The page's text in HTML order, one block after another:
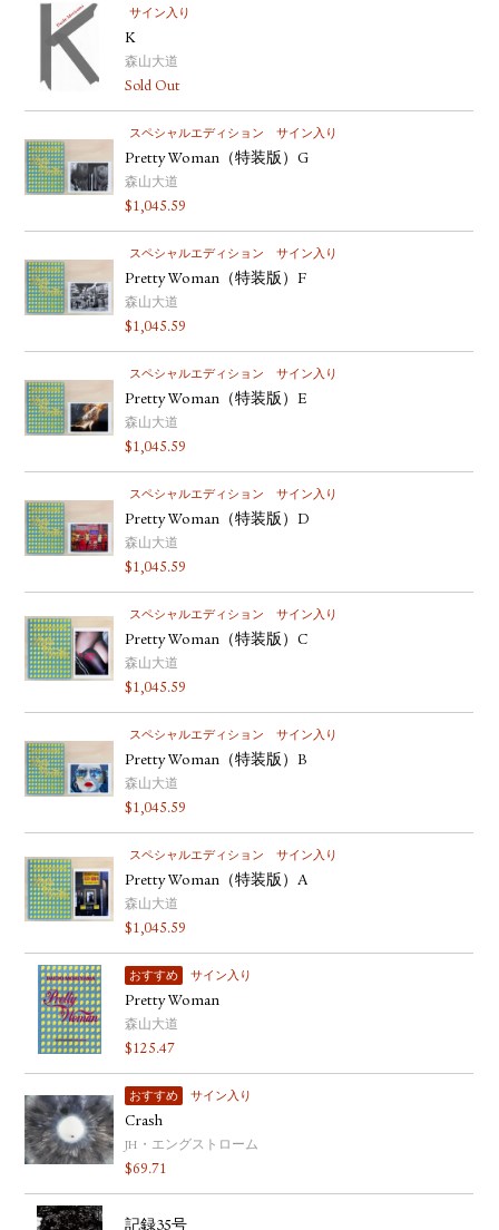
サイン入り
K
森山大道
Sold Out
スペシャルエディション サイン入り
Pretty Woman（特装版）G
森山大道
$1,045.59
スペシャルエディション サイン入り
Pretty Woman（特装版）F
森山大道
$1,045.59
スペシャルエディション サイン入り
Pretty Woman（特装版）E
森山大道
$1,045.59
スペシャルエディション サイン入り
Pretty Woman（特装版）D
森山大道
$1,045.59
スペシャルエディション サイン入り
Pretty Woman（特装版）C
森山大道
$1,045.59
スペシャルエディション サイン入り
Pretty Woman（特装版）B
森山大道
$1,045.59
スペシャルエディション サイン入り
Pretty Woman（特装版）A
森山大道
$1,045.59
おすすめ サイン入り
Pretty Woman
森山大道
$125.47
おすすめ サイン入り
Crash
JH・エングストローム
$69.71
記録35号